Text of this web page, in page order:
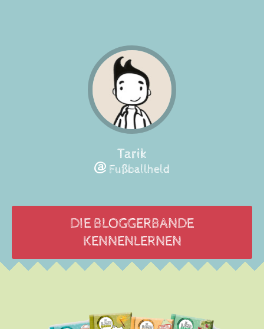
Tarik
Fußballheld
DIE BLOGGERBANDE
KENNENLERNEN